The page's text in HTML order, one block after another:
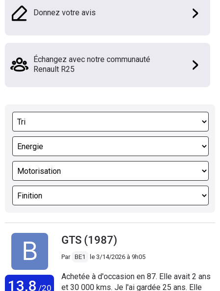
Donnez votre avis
Échangez avec notre communauté
Renault R25
13,8 /20
GTS (1987)
Par BE1 le 3/14/2026 à 9h05
Achetée à d'occasion en 87. Elle avait 2 ans
et 30 000 kms. Je l'ai gardée 25 ans. Elle